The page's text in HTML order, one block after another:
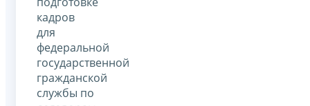
кадров
для
федеральной
государственной
гражданской
службы по